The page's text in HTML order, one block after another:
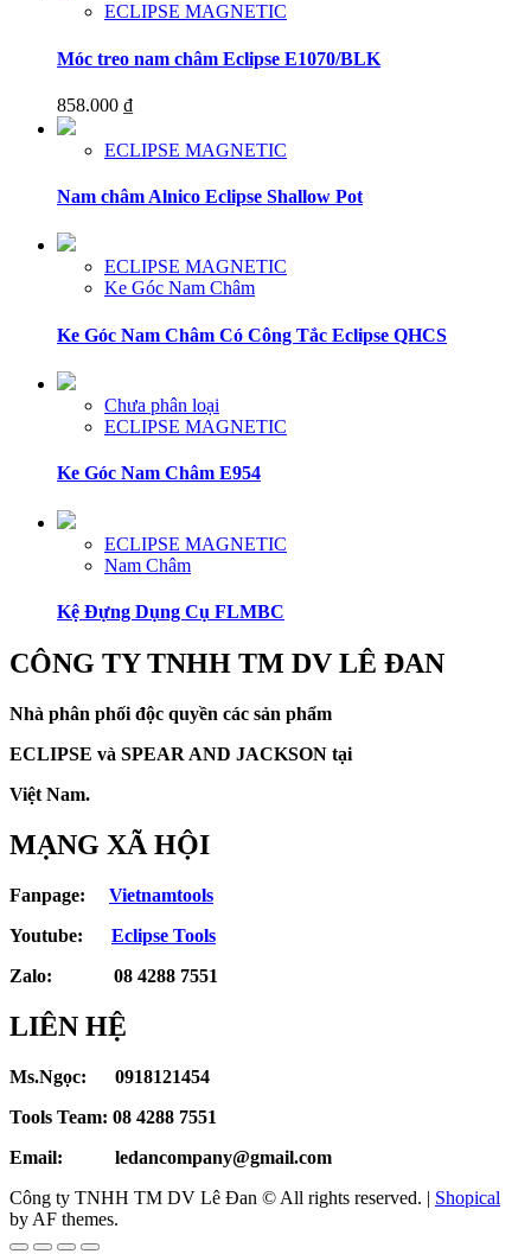
ECLIPSE MAGNETIC
Móc treo nam châm Eclipse E1070/BLK
858.000 ₫
ECLIPSE MAGNETIC
Nam châm Alnico Eclipse Shallow Pot
ECLIPSE MAGNETIC
Ke Góc Nam Châm
Ke Góc Nam Châm Có Công Tắc Eclipse QHCS
Chưa phân loại
ECLIPSE MAGNETIC
Ke Góc Nam Châm E954
ECLIPSE MAGNETIC
Nam Châm
Kệ Đựng Dụng Cụ FLMBC
CÔNG TY TNHH TM DV LÊ ĐAN
Nhà phân phối độc quyền các sản phẩm
ECLIPSE và SPEAR AND JACKSON tại
Việt Nam.
MẠNG XÃ HỘI
Fanpage: Vietnamtools
Youtube: Eclipse Tools
Zalo: 08 4288 7551
LIÊN HỆ
Ms.Ngọc: 0918121454
Tools Team: 08 4288 7551
Email: ledancompany@gmail.com
Công ty TNHH TM DV Lê Đan © All rights reserved. | Shopical
by AF themes.